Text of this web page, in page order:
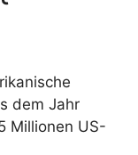
dem Jahr
Millionen US-